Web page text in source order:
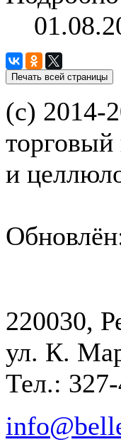
(с) 2014-
и
220030,
ул. К.
Тел.: